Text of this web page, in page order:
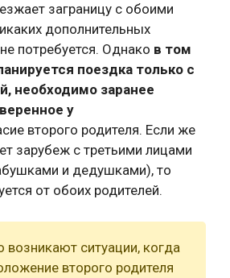
заграницу с обоими
дополнительных
потребуется. Однако в том
поездка только с
необходимо заранее
у
второго родителя. Если же
зарубеж с третьими лицами
и дедушками), то
от обоих родителей.
возникают ситуации, когда
второго родителя